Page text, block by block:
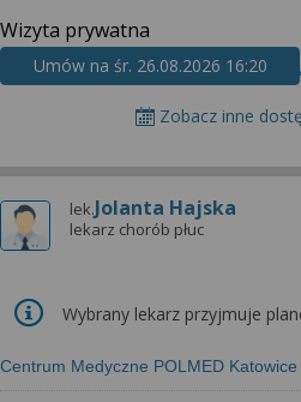
Wizyta prywatna
Umów na śr. 26.08.2026 16:20
Zobacz inne
lek.Jolanta Hajska
lekarz chorób płuc
Centrum Medyczne POLMED Katowice
Wybrany lekarz przyjmuje